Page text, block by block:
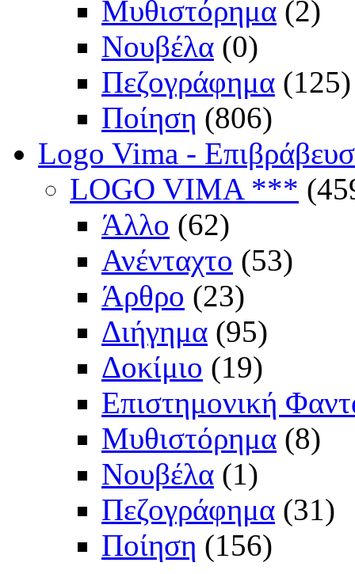
Μυθιστόρημα (2)
Νουβέλα (0)
Πεζογράφημα (125)
Ποίηση (806)
Logo Vima -
LOGO VIMA ***
Άλλο (62)
Ανένταχτο (53)
Άρθρο (23)
Διήγημα (95)
Δοκίμιο (19)
Επιστημονική
Μυθιστόρημα (8)
Νουβέλα (1)
Πεζογράφημα (31)
Ποίηση (156)